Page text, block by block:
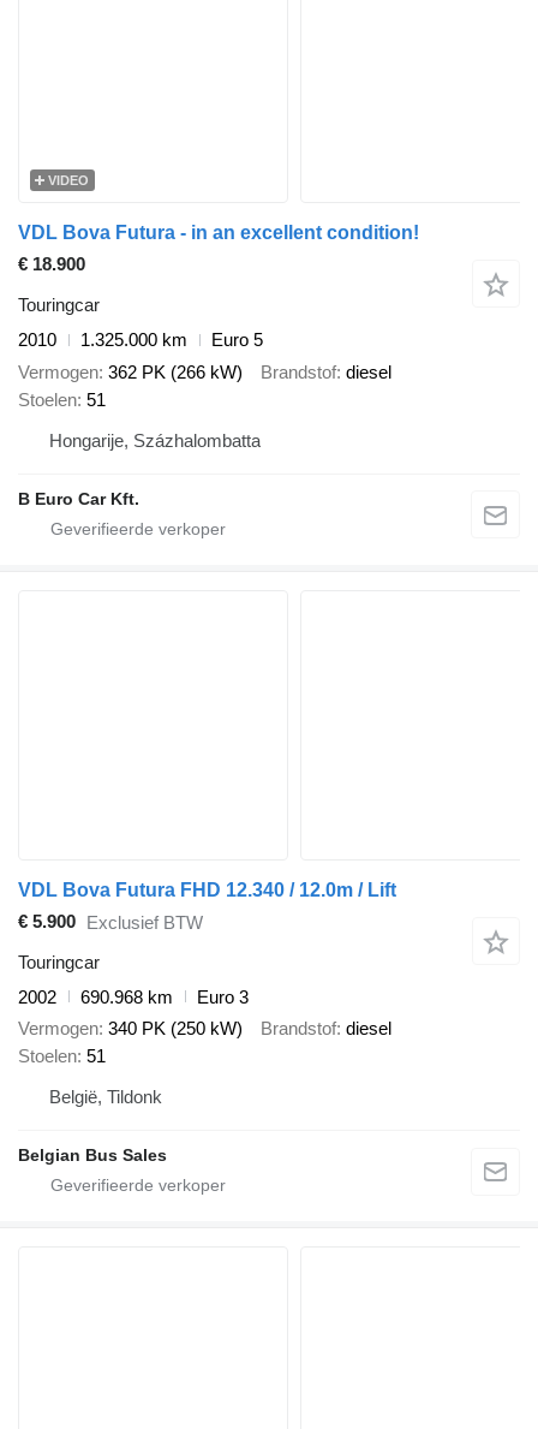
VIDEO
VDL Bova Futura - in an excellent condition!
€ 18.900
Touringcar
2010
1.325.000 km
Euro 5
Vermogen 362 PK (266 kW) Brandstof diesel
Stoelen 51
Hongarije, Százhalombatta
B Euro Car Kft.
VDL Bova Futura FHD 12.340 / 12.0m / Lift
€ 5.900 Exclusief BTW
Touringcar
2002
690.968 km
Euro 3
Vermogen 340 PK (250 kW) Brandstof diesel
Stoelen 51
België, Tildonk
Belgian Bus Sales